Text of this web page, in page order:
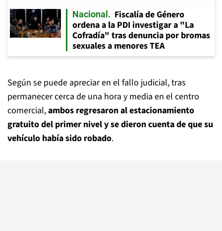
Nacional
Fiscalía de Género
ordena a la PDI investigar a "La
Cofradía" tras denuncia por bromas
sexuales a menores TEA
Según se puede apreciar en el fallo judicial, tras
permanecer cerca de una hora y media en el centro
comercial,ambos regresaron al estacionamiento
gratuito del primer nivel y se dieron cuenta de que su
vehículo había sido robado.